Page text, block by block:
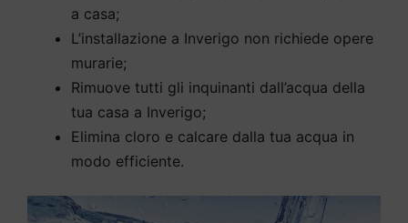
a casa;
L’installazione a Inverigo non richiede opere
murarie;
Rimuove tutti gli inquinanti dall’acqua della
tua casa a Inverigo;
Elimina cloro e calcare dalla tua acqua in
modo efficiente.